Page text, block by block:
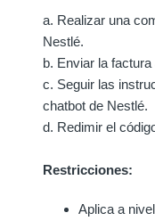
a. Realizar una
Nestlé.
b. Enviar la
c. Seguir las
chatbot de Nestlé.
d. Redimir el
Restricciones:
Aplica a